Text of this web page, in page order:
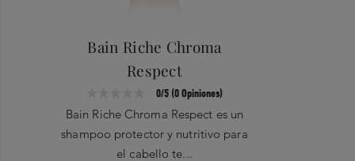
CENTELLA ASIÁTICA – una planta milenaria regenerativa usada
ampliamente en Asia en el cuidado de la piel, conocida también
por sus propiedades curativas.
Bain Riche Chroma
Respect
0/5 (0 Opiniones)
Bain Riche Chroma Respect es un
shampoo protector y nutritivo para
el cabello te...